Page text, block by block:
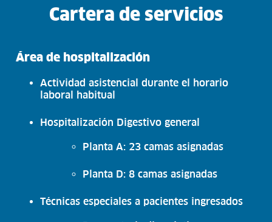
Cartera de servicios
Área de hospitalización
Actividad asistencial durante el horario
laboral habitual
Hospitalización Digestivo general
Planta A: 23 camas asignadas
Planta D: 8 camas asignadas
Técnicas especiales a pacientes ingresados